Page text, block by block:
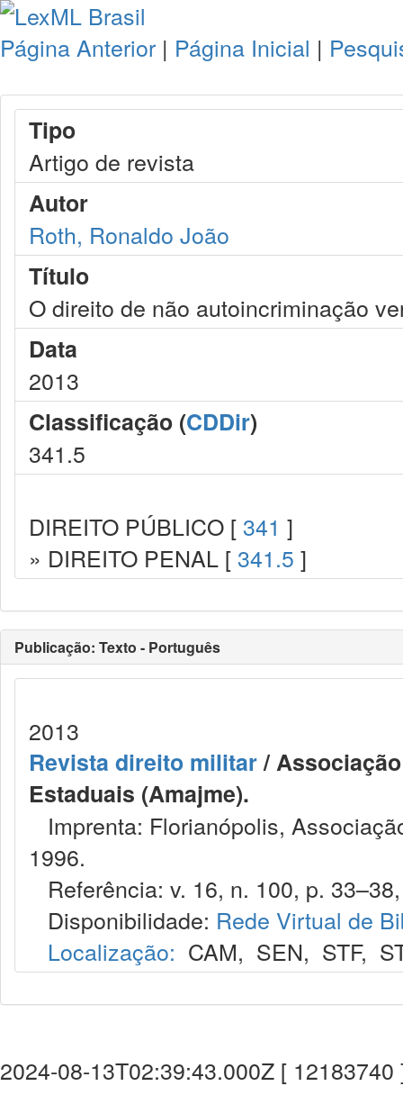
Página Anterior | Página Inicial |
Tipo
Artigo de revista
Autor
Roth, Ronaldo João
Título
O direito de não autoincriminação
Data
2013
Classificação (CDDir)
341.5
DIREITO PÚBLICO [ 341 ]
» DIREITO PENAL [ 341.5 ]
Publicação: Texto - Português
2013
Revista direito militar/
Estaduais (Amajme).
Imprenta: Florianópolis,
1996.
Referência: v. 16, n. 100, p.
Disponibilidade: Rede Virtual de
Localização: CAM, SEN, STF,
2024-08-13T02:39:43.000Z [ 12183740